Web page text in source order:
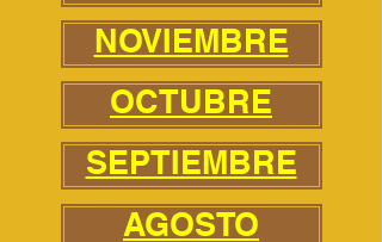
NOVIEMBRE
OCTUBRE
SEPTIEMBRE
AGOSTO